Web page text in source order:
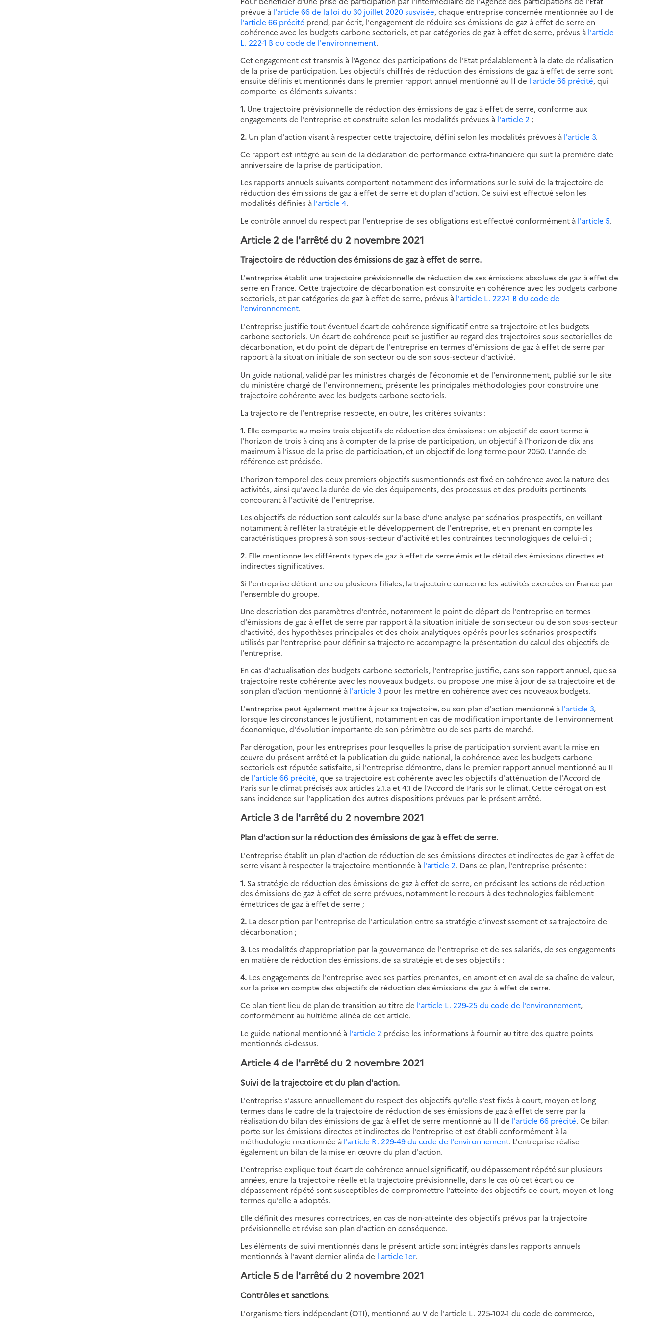
prévue à l'article 66 de la loi du 30 juillet 2020 susvisée, chaque entreprise concernée mentionnée au I de
l'article 66 précité prend, par écrit, l'engagement de réduire ses émissions de gaz à effet de serre en
cohérence avec les budgets carbone sectoriels, et par catégories de gaz à effet de serre, prévus à l'article
L. 222-1 B du code de l'environnement.
Cet engagement est transmis à l'Agence des participations de l'Etat préalablement à la date de réalisation
de la prise de participation. Les objectifs chiffrés de réduction des émissions de gaz à effet de serre sont
ensuite définis et mentionnés dans le premier rapport annuel mentionné au II de l'article 66 précité, qui
comporte les éléments suivants :
1. Une trajectoire prévisionnelle de réduction des émissions de gaz à effet de serre, conforme aux
engagements de l'entreprise et construite selon les modalités prévues à l'article 2 ;
2. Un plan d'action visant à respecter cette trajectoire, défini selon les modalités prévues à l'article 3.
Ce rapport est intégré au sein de la déclaration de performance extra-financière qui suit la première date
anniversaire de la prise de participation.
Les rapports annuels suivants comportent notamment des informations sur le suivi de la trajectoire de
réduction des émissions de gaz à effet de serre et du plan d'action. Ce suivi est effectué selon les
modalités définies à l'article 4.
Le contrôle annuel du respect par l'entreprise de ses obligations est effectué conformément à l'article 5.
Article 2 de l'arrêté du 2 novembre 2021
Trajectoire de réduction des émissions de gaz à effet de serre.
L'entreprise établit une trajectoire prévisionnelle de réduction de ses émissions absolues de gaz à effet de
serre en France. Cette trajectoire de décarbonation est construite en cohérence avec les budgets carbone
sectoriels, et par catégories de gaz à effet de serre, prévus à l'article L. 222-1 B du code de
l'environnement.
L'entreprise justifie tout éventuel écart de cohérence significatif entre sa trajectoire et les budgets
carbone sectoriels. Un écart de cohérence peut se justifier au regard des trajectoires sous sectorielles de
décarbonation, et du point de départ de l'entreprise en termes d'émissions de gaz à effet de serre par
rapport à la situation initiale de son secteur ou de son sous-secteur d'activité.
Un guide national, validé par les ministres chargés de l'économie et de l'environnement, publié sur le site
du ministère chargé de l'environnement, présente les principales méthodologies pour construire une
trajectoire cohérente avec les budgets carbone sectoriels.
La trajectoire de l'entreprise respecte, en outre, les critères suivants :
1. Elle comporte au moins trois objectifs de réduction des émissions : un objectif de court terme à
l'horizon de trois à cinq ans à compter de la prise de participation, un objectif à l'horizon de dix ans
maximum à l'issue de la prise de participation, et un objectif de long terme pour 2050. L'année de
référence est précisée.
L'horizon temporel des deux premiers objectifs susmentionnés est fixé en cohérence avec la nature des
activités, ainsi qu'avec la durée de vie des équipements, des processus et des produits pertinents
concourant à l'activité de l'entreprise.
Les objectifs de réduction sont calculés sur la base d'une analyse par scénarios prospectifs, en veillant
notamment à refléter la stratégie et le développement de l'entreprise, et en prenant en compte les
caractéristiques propres à son sous-secteur d'activité et les contraintes technologiques de celui-ci ;
2. Elle mentionne les différents types de gaz à effet de serre émis et le détail des émissions directes et
indirectes significatives.
Si l'entreprise détient une ou plusieurs filiales, la trajectoire concerne les activités exercées en France par
l'ensemble du groupe.
Une description des paramètres d'entrée, notamment le point de départ de l'entreprise en termes
d'émissions de gaz à effet de serre par rapport à la situation initiale de son secteur ou de son sous-secteur
d'activité, des hypothèses principales et des choix analytiques opérés pour les scénarios prospectifs
utilisés par l'entreprise pour définir sa trajectoire accompagne la présentation du calcul des objectifs de
l'entreprise.
En cas d'actualisation des budgets carbone sectoriels, l'entreprise justifie, dans son rapport annuel, que sa
trajectoire reste cohérente avec les nouveaux budgets, ou propose une mise à jour de sa trajectoire et de
son plan d'action mentionné à l'article 3 pour les mettre en cohérence avec ces nouveaux budgets.
L'entreprise peut également mettre à jour sa trajectoire, ou son plan d'action mentionné à l'article 3,
lorsque les circonstances le justifient, notamment en cas de modification importante de l'environnement
économique, d'évolution importante de son périmètre ou de ses parts de marché.
Par dérogation, pour les entreprises pour lesquelles la prise de participation survient avant la mise en
œuvre du présent arrêté et la publication du guide national, la cohérence avec les budgets carbone
sectoriels est réputée satisfaite, si l'entreprise démontre, dans le premier rapport annuel mentionné au II
de l'article 66 précité, que sa trajectoire est cohérente avec les objectifs d'atténuation de l'Accord de
Paris sur le climat précisés aux articles 2.1.a et 4.1 de l'Accord de Paris sur le climat. Cette dérogation est
sans incidence sur l'application des autres dispositions prévues par le présent arrêté.
Article 3 de l'arrêté du 2 novembre 2021
Plan d'action sur la réduction des émissions de gaz à effet de serre.
L'entreprise établit un plan d'action de réduction de ses émissions directes et indirectes de gaz à effet de
serre visant à respecter la trajectoire mentionnée à l'article 2. Dans ce plan, l'entreprise présente :
1. Sa stratégie de réduction des émissions de gaz à effet de serre, en précisant les actions de réduction
des émissions de gaz à effet de serre prévues, notamment le recours à des technologies faiblement
émettrices de gaz à effet de serre ;
2. La description par l'entreprise de l'articulation entre sa stratégie d'investissement et sa trajectoire de
décarbonation ;
3. Les modalités d'appropriation par la gouvernance de l'entreprise et de ses salariés, de ses engagements
en matière de réduction des émissions, de sa stratégie et de ses objectifs ;
4. Les engagements de l'entreprise avec ses parties prenantes, en amont et en aval de sa chaîne de valeur,
sur la prise en compte des objectifs de réduction des émissions de gaz à effet de serre.
Ce plan tient lieu de plan de transition au titre de l'article L. 229-25 du code de l'environnement,
conformément au huitième alinéa de cet article.
Le guide national mentionné à l'article 2 précise les informations à fournir au titre des quatre points
mentionnés ci-dessus.
Article 4 de l'arrêté du 2 novembre 2021
Suivi de la trajectoire et du plan d'action.
L'entreprise s'assure annuellement du respect des objectifs qu'elle s'est fixés à court, moyen et long
termes dans le cadre de la trajectoire de réduction de ses émissions de gaz à effet de serre par la
réalisation du bilan des émissions de gaz à effet de serre mentionné au II de l'article 66 précité. Ce bilan
porte sur les émissions directes et indirectes de l'entreprise et est établi conformément à la
méthodologie mentionnée à l'article R. 229-49 du code de l'environnement. L'entreprise réalise
également un bilan de la mise en œuvre du plan d'action.
L'entreprise explique tout écart de cohérence annuel significatif, ou dépassement répété sur plusieurs
années, entre la trajectoire réelle et la trajectoire prévisionnelle, dans le cas où cet écart ou ce
dépassement répété sont susceptibles de compromettre l'atteinte des objectifs de court, moyen et long
termes qu'elle a adoptés.
Elle définit des mesures correctrices, en cas de non-atteinte des objectifs prévus par la trajectoire
prévisionnelle et révise son plan d'action en conséquence.
Les éléments de suivi mentionnés dans le présent article sont intégrés dans les rapports annuels
mentionnés à l'avant dernier alinéa de l'article 1er.
Article 5 de l'arrêté du 2 novembre 2021
Contrôles et sanctions.
L'organisme tiers indépendant (OTI), mentionné au V de l'article L. 225-102-1 du code de commerce,